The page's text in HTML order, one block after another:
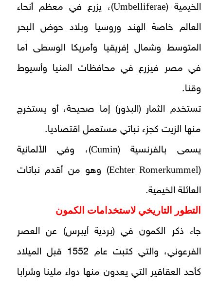
الخيمية (Umbelliferae)، يزرع في معظم أنحاء
العالم خاصة الهند وروسيا وبلاد حوض البحر
المتوسط وشمال إفريقيا وأمريكا الوسطى أما
في مصر فيزرع في محافظات المنيا وأسيوط
وقنا.
تستخدم الثمار (البذور) إما صحيحة، أو يستخرج
منها الزيت كجزء نباتي مستعمل اقتصاديا.
يسمى بالفرنسية (Cumin)، وفي الألمانية
(
Echter Romerkummel) وهو من أقدم نباتات
العائلة الخيمية.
التطور التاريخي لاستخدامات الكمون
جاء ذكر الكمون في (بردية أيبرس) عن العصر
الفرعوني، والتي كتبت عام 1552 قبل الميلاد
كأحد العقاقير التي يعدون منها دواء ملينا وشرابا